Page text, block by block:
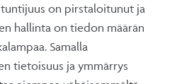
on pirstaloitunut ja
hallinta on tiedon määrän
Samalla
tietoisuus ja ymmärrys